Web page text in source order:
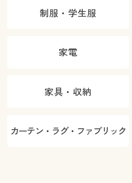
制服・学生服
家電
家具・収納
カーテン・ラグ・ファブリック